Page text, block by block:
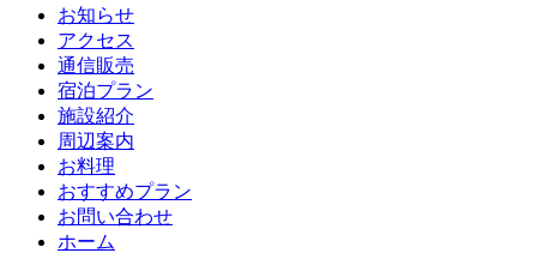
お知らせ
アクセス
通信販売
宿泊プラン
施設紹介
周辺案内
お料理
おすすめプラン
お問い合わせ
ホーム